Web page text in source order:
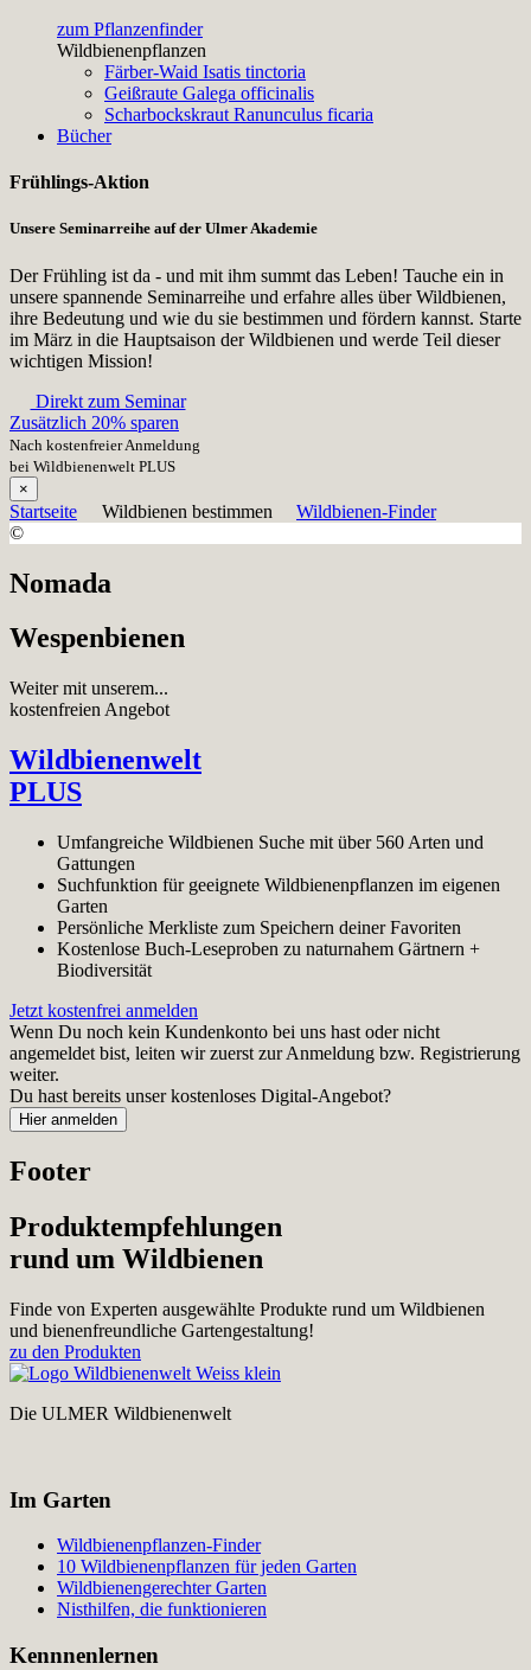
zum Pflanzenfinder
Wildbienenpflanzen
Färber-Waid Isatis tinctoria
Geißraute Galega officinalis
Scharbockskraut Ranunculus ficaria
Bücher
Frühlings-Aktion
Unsere Seminarreihe auf der Ulmer Akademie
Der Frühling ist da - und mit ihm summt das Leben! Tauche ein in
unsere spannende Seminarreihe und erfahre alles über Wildbienen,
ihre Bedeutung und wie du sie bestimmen und fördern kannst. Starte
im März in die Hauptsaison der Wildbienen und werde Teil dieser
wichtigen Mission!
Direkt zum Seminar
Zusätzlich 20% sparen
Nach kostenfreier Anmeldung
bei Wildbienenwelt PLUS
×
Startseite Wildbienen bestimmen
Wildbienen-Finder
©
Nomada
Wespenbienen
Weiter mit unserem...
kostenfreien Angebot
Wildbienenwelt
PLUS
Umfangreiche Wildbienen Suche mit über 560 Arten und
Gattungen
Suchfunktion für geeignete Wildbienenpflanzen im eigenen
Garten
Persönliche Merkliste zum Speichern deiner Favoriten
Kostenlose Buch-Leseproben zu naturnahem Gärtnern +
Biodiversität
Jetzt kostenfrei anmelden
Wenn Du noch kein Kundenkonto bei uns hast oder nicht
angemeldet bist, leiten wir zuerst zur Anmeldung bzw. Registrierung
weiter.
Du hast bereits unser kostenloses Digital-Angebot?
Footer
Produktempfehlungen
rund um Wildbienen
Finde von Experten ausgewählte Produkte rund um Wildbienen
und bienenfreundliche Gartengestaltung!
zu den Produkten
Die ULMER Wildbienenwelt
Im Garten
Wildbienenpflanzen-Finder
10 Wildbienenpflanzen für jeden Garten
Wildbienengerechter Garten
Nisthilfen, die funktionieren
Kennnenlernen